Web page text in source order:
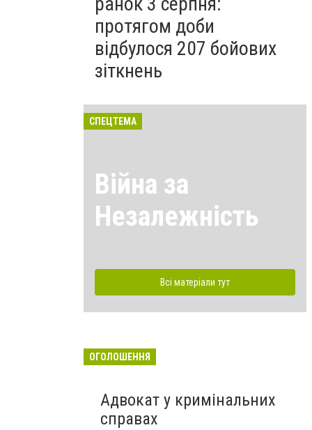
протягом доби
відбулося 207 бойових
зіткнень
СПЕЦТЕМА
Війна за
Незалежність
Всі матеріали тут
ОГОЛОШЕННЯ
Адвокат у кримінальних
справах